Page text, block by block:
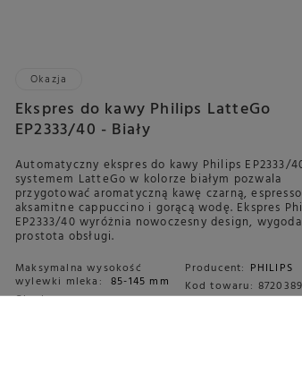
Okazja
Ekspres do kawy Philips LatteGo
EP2333/40 - Biały
Automatyczny ekspres do kawy Philips EP2333/
systemem LatteGo w kolorze białym pozwala
przygotować aromatyczną kawę czarną,
aksamitne cappuccino i gorącą wodę. Ekspres
EP2333/40 wyróżnia nowoczesny design,
prostota obsługi.
Maksymalna wysokość
wylewki mleka: 85-145 mm
Obudowa:
Producent: PHILIPS
Kod towaru: